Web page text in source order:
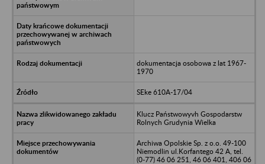
dokumentacja osobowa z lat 1967-
1970
SEke 610A-17/04
Klucz Państwowyvh Gospodarstw
Rolnych Grudynia Wielka
Archiwa Opolskie Sp. z o.o. 49-100
Niemodlin ul.Korfantego 42 A, tel.
(0-77) 46 06 251, 46 06 401, 406 06